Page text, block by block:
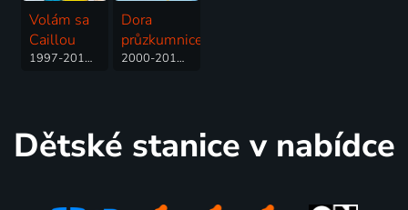
Volám sa
Caillou
1997-2010 | Kanada | Animovaný, Rodinný, Dobrodružný, Drama, Fantasy, Komedie
Dora
průzkumnice
2000-2019 | Kanada, USA | Animovaný, Dobrodružný, Hudební, Komedie, Pohádka, Rodinný, Fantasy
Dětské stanice v nabídce